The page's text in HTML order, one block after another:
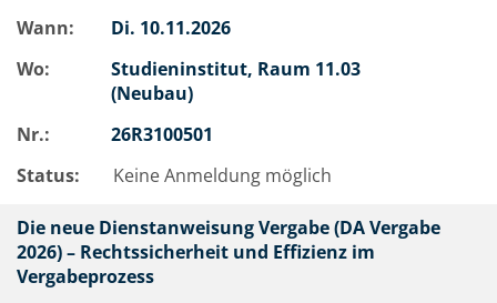
Wann:
Di. 10.11.2026
Wo:
Studieninstitut, Raum 11.03
(Neubau)
Nr.:
26R3100501
Status:
Keine Anmeldung möglich
Die neue Dienstanweisung Vergabe (DA Vergabe
2026) – Rechtssicherheit und Effizienz im
Vergabeprozess